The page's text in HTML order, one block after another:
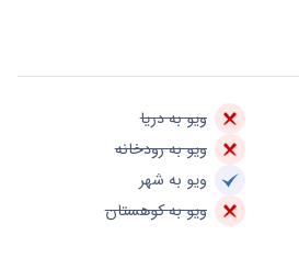
ویو به دریا
ویو به رودخانه
ویو به شهر
ویو به کوهستان